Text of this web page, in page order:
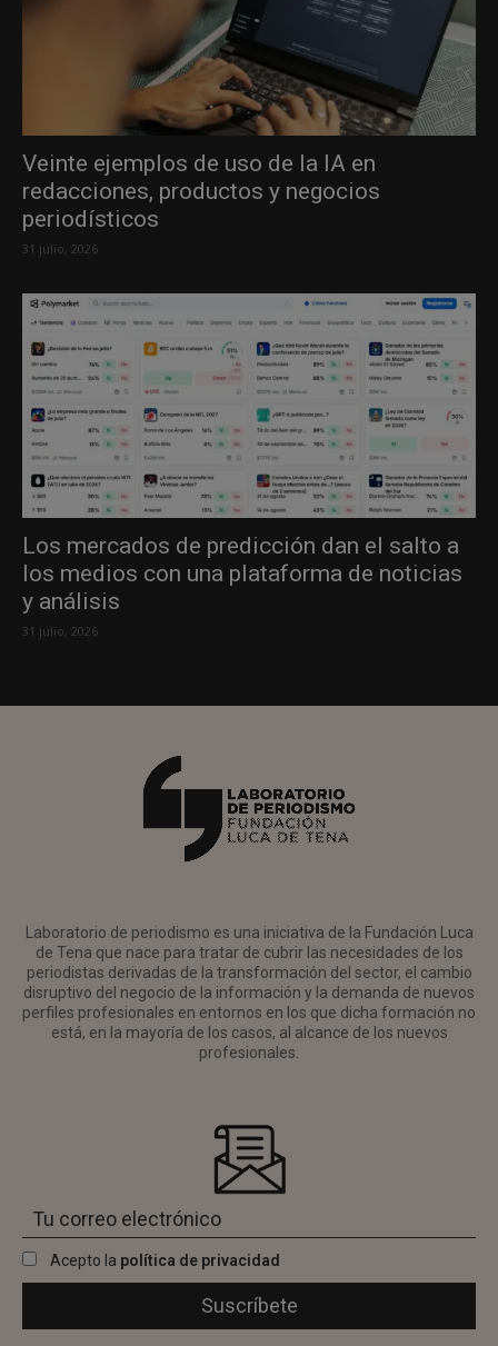
Veinte ejemplos de uso de la IA en
redacciones, productos y negocios
periodísticos
31 julio, 2026
Los mercados de predicción dan el salto a
los medios con una plataforma de noticias
y análisis
31 julio, 2026
Laboratorio de periodismo es una iniciativa de la Fundación Luca
de Tena que nace para tratar de cubrir las necesidades de los
periodistas derivadas de la transformación del sector, el cambio
disruptivo del negocio de la información y la demanda de nuevos
perfiles profesionales en entornos en los que dicha formación no
está, en la mayoría de los casos, al alcance de los nuevos
profesionales.
Acepto la política de privacidad